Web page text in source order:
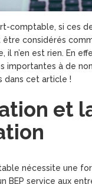
comptable, si ces
considérés
il n’en est rien. En
importantes à de
dans cet article !
et
nécessite une
BEP service aux